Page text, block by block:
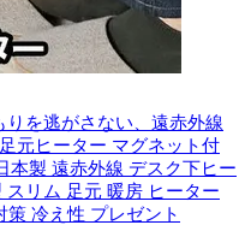
を逃がさない、遠赤外線
元ヒーター マグネット付
本製 遠赤外線 デスク下ヒー
リム 足元 暖房 ヒーター
冷え性 プレゼント